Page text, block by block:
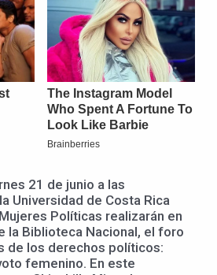
21 de junio a las
Universidad de Costa Rica
Políticas realizarán en
la Biblioteca Nacional, el foro
de los derechos políticos:
femenino. En este